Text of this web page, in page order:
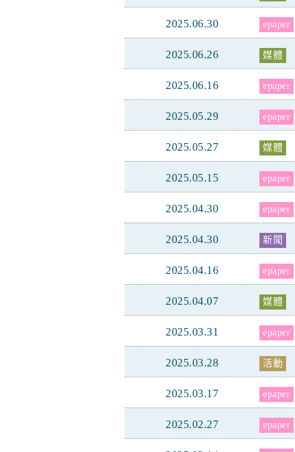
2025.06.30 epaper
2025.06.26 媒體
2025.06.16 epaper
2025.05.29 epaper
2025.05.27 媒體
2025.05.15 epaper
2025.04.30 epaper
2025.04.30 新聞
2025.04.16 epaper
2025.04.07 媒體
2025.03.31 epaper
2025.03.28 活動
2025.03.17 epaper
2025.02.27 epaper